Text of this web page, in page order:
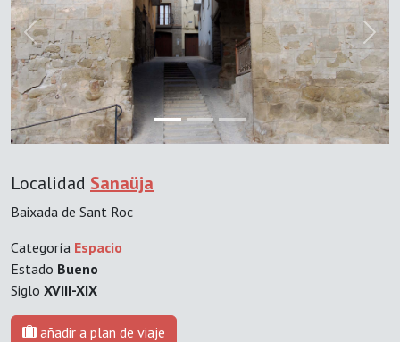
Previous Next
Localidad Sanaüja
Baixada de Sant Roc
Categoría Espacio
Estado Bueno
Siglo XVIII-XIX
añadir a plan de viaje